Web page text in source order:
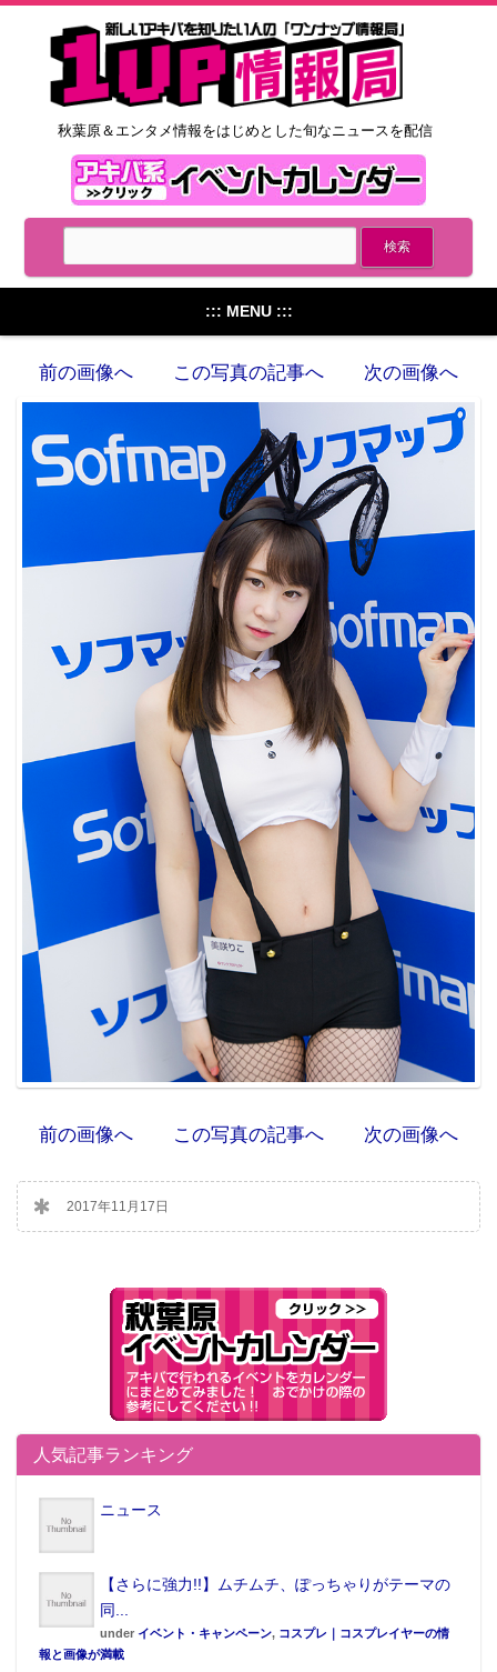
秋葉原＆エンタメ情報をはじめとした旬なニュースを配信
::: MENU :::
前の画像へ この写真の記事へ 次の画像へ
前の画像へ この写真の記事へ 次の画像へ
2017年11月17日
人気記事ランキング
ニュース
【さらに強力!!】ムチムチ、ぽっちゃりがテーマの
同...
under イベント・キャンペーン, コスプレ｜コスプレイヤーの情
報と画像が満載